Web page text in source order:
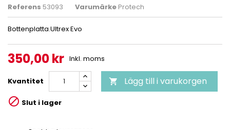
Referens 53093 Varumärke Protech
Bottenplatta.Ultrex Evo
350,00 kr Inkl. moms
Kvantitet  Lägg till i varukorgen
 Slut i lager